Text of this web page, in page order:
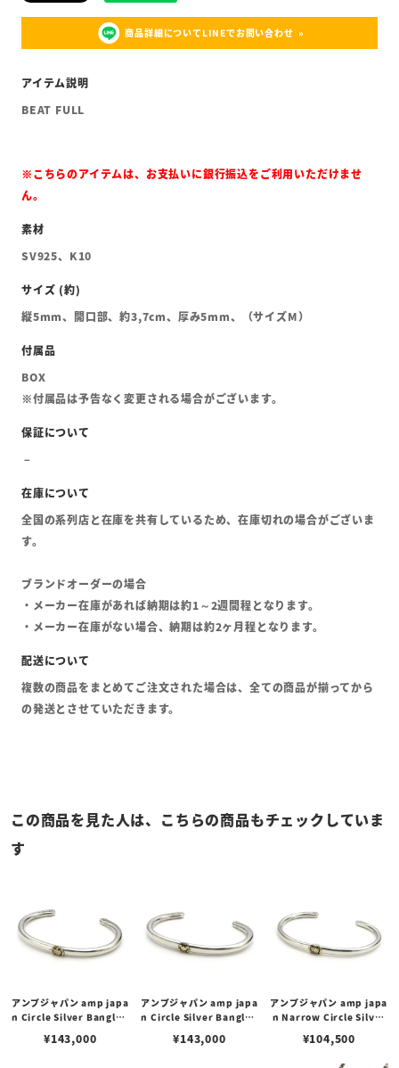
商品詳細についてLINEでお問い合わせ
BEAT FULL
※こちらのアイテムは、お支払いに銀行振込をご利用いただけませ
ん。
SV925、K10
縦5mm、開口部、約3,7cm、厚み5mm、（サイズM）
BOX
※付属品は予告なく変更される場合がございます。
全国の系列店と在庫を共有しているため、在庫切れの場合がございま
す。
ブランドオーダーの場合
・メーカー在庫があれば納期は約1～2週間程となります。
・メーカー在庫がない場合、納期は約2ヶ月程となります。
複数の商品をまとめてご注文された場合は、全ての商品が揃ってから
の発送とさせていただきます。
この商品を見た人は、こちらの商品もチェックしていま
す
アンプジャパン amp japa
n Circle Silver Bangle -
シルバー バングル / K10ト
¥143,000
アンプジャパン amp japa
n Circle Silver Bangle -
バー バングル / K10スマイ
¥143,000
アンプジャパン amp japa
n Narrow Circle Silver
ナロー サークル シルバー
¥104,500